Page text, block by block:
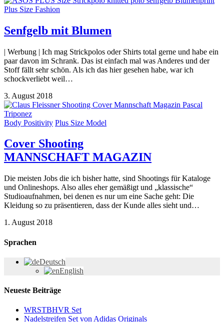
Plus Size Fashion
Senfgelb mit Blumen
| Werbung | Ich mag Strickpolos oder Shirts total gerne und habe ein
paar davon im Schrank. Das ist einfach mal was Anderes und der
Stoff fällt sehr schön. Als ich das hier gesehen habe, war ich
schockverliebt weil…
3. August 2018
Body Positivity Plus Size Model
Cover Shooting
MANNSCHAFT MAGAZIN
Die meisten Jobs die ich bisher hatte, sind Shootings für Kataloge
und Onlineshops. Also alles eher gemäßigt und „klassische“
Studioaufnahmen, bei denen es nur um eine Sache geht: Die
Kleidung so zu präsentieren, dass der Kunde alles sieht und…
1. August 2018
Sprachen
Deutsch
English
Neueste Beiträge
WRSTBHVR Set
Nadelstreifen Set von Adidas Originals